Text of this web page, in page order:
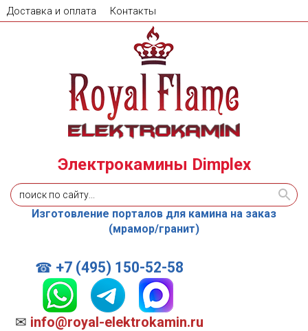
Доставка и оплата Контакты
☎ +7 (495) 150-52-58
✉ info@royal-elektrokamin.ru
Электрокамины Dimplex
Изготовление порталов для камина на заказ
(мрамор/гранит)